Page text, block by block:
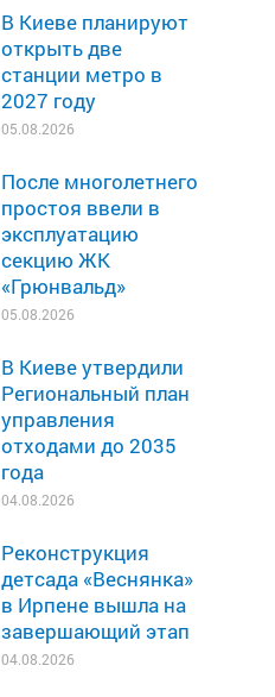
В Киеве планируют
открыть две
станции метро в
2027 году
05.08.2026
После многолетнего
простоя ввели в
эксплуатацию
секцию ЖК
«Грюнвальд»
05.08.2026
В Киеве утвердили
Региональный план
управления
отходами до 2035
года
04.08.2026
Реконструкция
детсада «Веснянка»
в Ирпене вышла на
завершающий этап
04.08.2026